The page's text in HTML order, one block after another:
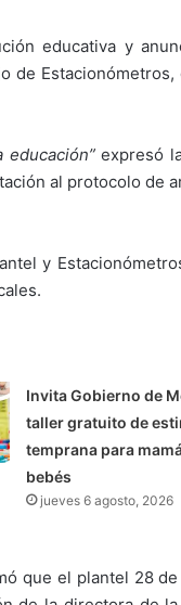
educativa y
de Estacionómetros,
expresó
al protocolo de
y
Invita Gobierno de
taller gratuito de
temprana para
bebés
jueves 6 agosto, 2026
que el plantel 28